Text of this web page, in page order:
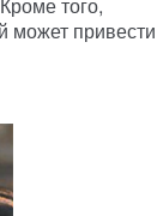
может привести